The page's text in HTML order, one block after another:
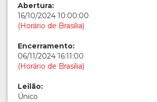
Abertura:
16/10/2024 10:00:00
(Horário de Brasília)
Encerramento:
06/11/2024 16:11:00
(Horário de Brasília)
Leilão:
Único